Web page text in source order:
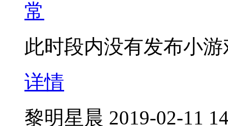
常
此时段内没有发布小
详情
黎明星晨 2019-02-11